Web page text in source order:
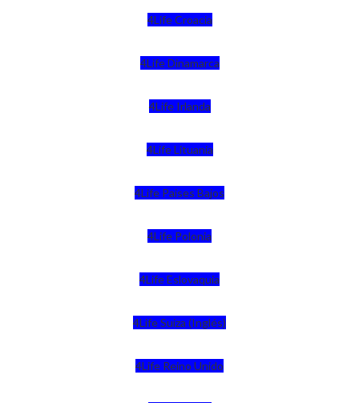
4Life Croacia
4Life Dinamarca
4Life Irlanda
4Life Lituania
4Life Paises Bajos
4Life Polonia
4Life Eslovaquia
4Life Suiza (Inglés)
4Life Reino Unido